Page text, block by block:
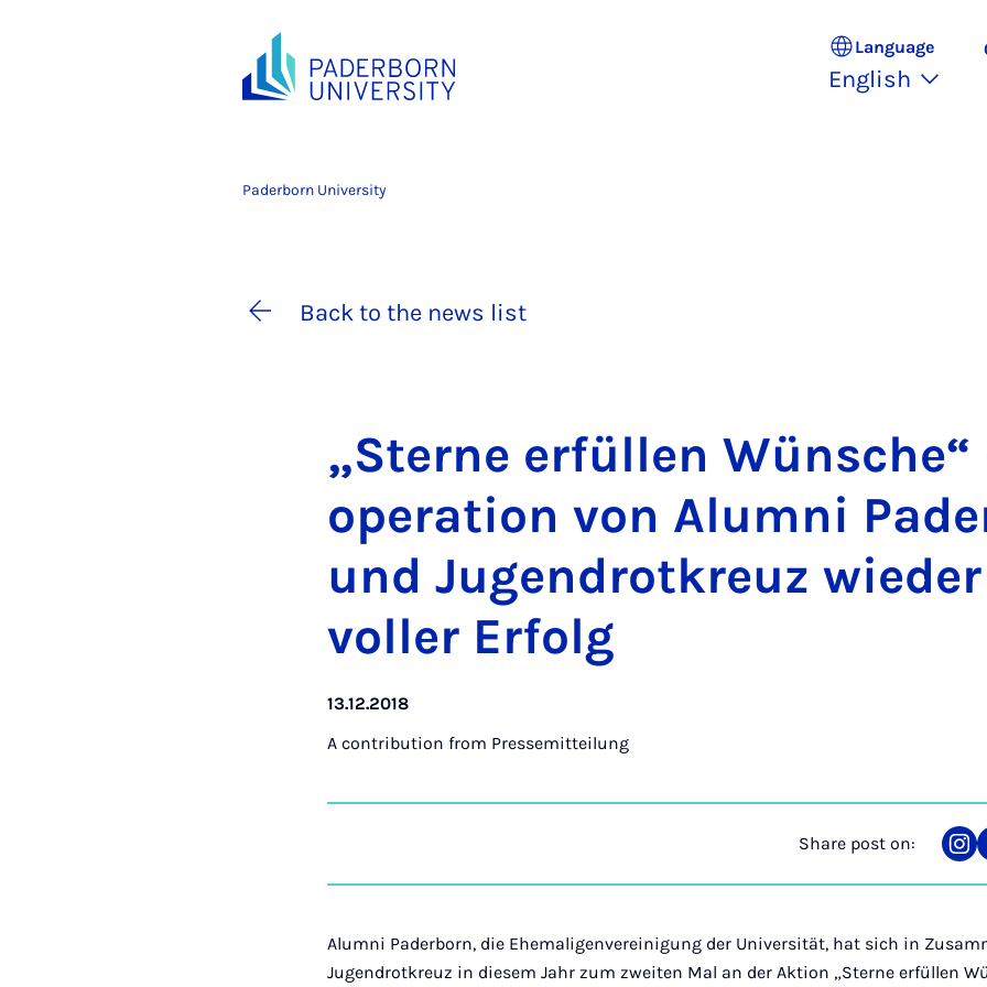
Language
English
Paderborn University
Back to the news list
„Sterne er­fül­len
op­er­a­tion von Alumni
und Ju­gendrotkreuz
voller Er­folg
13.12.2018
A contribution from Pressemitteilung
Share post on:
on
Alumni Paderborn, die Ehemaligenvereinigung der Universität, hat sich in
Jugendrotkreuz in diesem Jahr zum zweiten Mal an der Aktion „Sterne erfüllen